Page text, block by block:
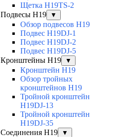
Щетка H19TS-2
Подвесы H19
▼
Обзор подвесов H19
Подвес H19DJ-1
Подвес H19DJ-2
Подвес H19DJ-5
Кронштейны H19
▼
Кронштейн H19
Обзор тройных
кронштейнов H19
Тройной кронштейн
H19DJ-13
Тройной кронштейн
H19DJ-35
Соединения H19
▼